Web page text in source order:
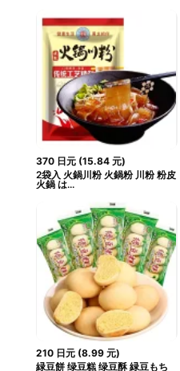
370 日元(15.84 元)
2袋入 火鍋川粉 火鍋粉 川粉 粉皮
火鍋 は...
210 日元(8.99 元)
緑豆餅 绿豆糕 绿豆酥 緑豆もち